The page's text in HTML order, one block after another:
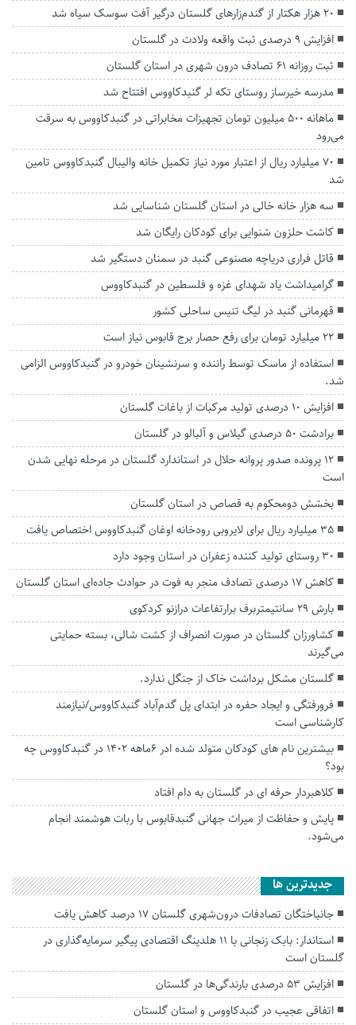
۲۰ هزار هکتار از گندم‌زارهای گلستان درگیر آفت سوسک سیاه شد
افزایش ۹ درصدی ثبت واقعه ولادت در گلستان
ثبت روزانه ۶۱ تصادف درون شهری در استان گلستان
مدرسه خیرساز روستای تکه لر گنبدکاووس افتتاح شد
ماهانه ۵۰۰ میلیون تومان تجهیزات مخابراتی در گنبدکاووس به سرقت
می‌رود
۷۰ میلیارد ریال از اعتبار مورد نیاز تکمیل خانه والیبال گنبدکاووس تامین
شد
سه هزار خانه خالی در استان گلستان شناسایی شد
کاشت حلزون شنوایی ‌برای کودکان رایگان شد
قاتل فراری دریاچه مصنوعی گنبد در سمنان دستگیر شد
گرامیداشت یاد شهدای غزه و فلسطین در گنبدکاووس
قهرمانی گنبد در لیگ‌ تنیس ساحلی کشور
۲۲ میلیارد تومان برای رفع حصار برج قابوس نیاز است
استفاده از ماسک توسط راننده و سرنشینان خودرو در گنبدکاووس الزامی
شد.
افزایش ۱۰ درصدی تولید مرکبات از باغات گلستان
برادشت ۵۰ درصدی گیلاس و آلبالو در گلستان
۱۲ پرونده صدور پروانه حلال در استاندارد گلستان در مرحله نهایی شدن
است
بخشش دومحکوم به قصاص در استان گلستان
۳۵ میلیارد ریال برای لایروبی رودخانه اوغان گنبدکاووس اختصاص یافت
۳۰ روستای تولید کننده زعفران در استان وجود دارد
کاهش ۱۷ درصدی تصادف منجر به فوت در حوادث جاده‌ای استان گلستان
بارش ۲۹ سانتیمتربرف برارتفاعات درازنو کردکوی
کشاورزان گلستان در صورت انصراف از کشت شالی، بسته حمایتی
می‌گیرند
گلستان مشکل برداشت خاک از جنگل ندارد.
فرورفتگی و ایجاد حفره در ابتدای پل گدم‌آباد گنبدکاووس/نیازمند
کارشناسی است
بیشترین نام های کودکان متولد شده ادر 6ماهه 1402 در گنبدکاووس چه
بود؟
کلاهبردار حرفه ای در گلستان به دام افتاد
پایش و حفاظت از میراث جهانی گنبدقابوس با ربات هوشمند انجام
می‌شود.
جديدترين ها
جانباختگان تصادفات درون‌شهری گلستان ۱۷ درصد کاهش یافت
استاندار: بابک زنجانی با ۱۱ هلدینگ اقتصادی پیگیر سرمایه‌گذاری در
گلستان است
افزایش ۵۳ درصدی بارندگی‌ها در گلستان
اتفاقی عجیب در‌ گنبدکاووس و استان گلستان